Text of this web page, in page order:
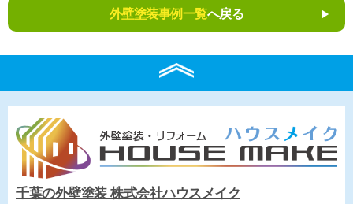
外壁塗装事例一覧へ戻る
千葉の外壁塗装 株式会社ハウスメイク